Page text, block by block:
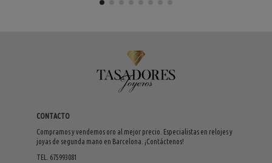
CONTACTO
Compramos y vendemos oro al mejor precio. Especialistas en relojes y
joyas de segunda mano en Barcelona. ¡Contáctenos!
TEL. 675993081